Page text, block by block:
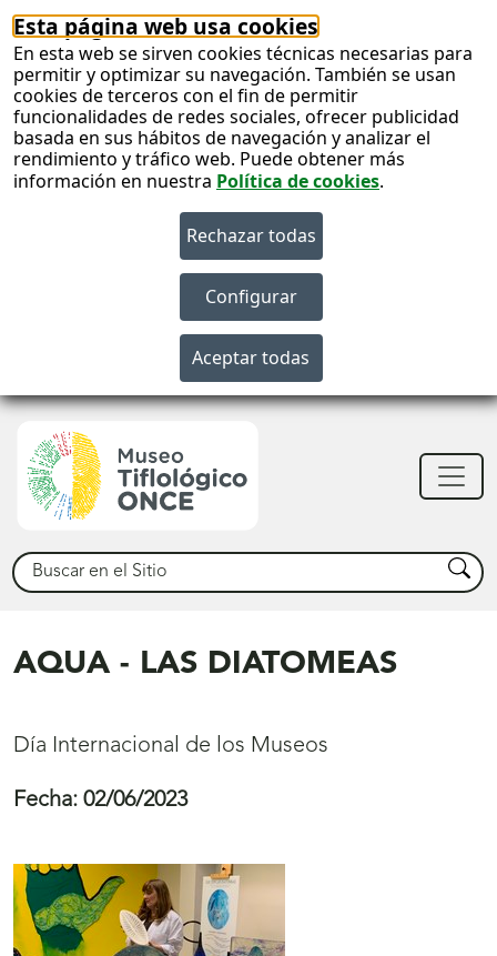
Esta página web usa cookies
En esta web se sirven cookies técnicas necesarias para
permitir y optimizar su navegación. También se usan
cookies de terceros con el fin de permitir
funcionalidades de redes sociales, ofrecer publicidad
basada en sus hábitos de navegación y analizar el
rendimiento y tráfico web. Puede obtener más
información en nuestra Política de cookies.
Buscar Buscar
AQUA - LAS DIATOMEAS
Día Internacional de los Museos
Fecha: 02/06/2023